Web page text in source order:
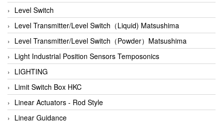
Atrax
Auma
Autec
Auto Flow
Automatic valve
Aventics
Avproglobal
Axiomtek
Level Switch
Level Transmitter/Level Switch（Liquid) Matsushima
Level Transmitter/Level Switch（Powder）Matsushima
Light Industrial Position Sensors Temposonics
LIGHTING
Limit Switch Box HKC
Linear Actuators - Rod Style
Linear Guidance